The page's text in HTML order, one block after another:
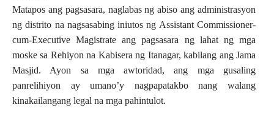
Matapos ang pagsasara, naglabas ng abiso ang administrasyon
ngdistrito na nagsasabing iniutos ng Assistant Commissioner-
cum-Executive Magistrate ang pagsasara ng lahat ng mga
moske sa Rehiyon na Kabisera ng Itanagar, kabilang ang Jama
Masjid. Ayon sa mga awtoridad, ang mga gusaling
panrelihiyon ay umano’y nagpapatakbo nang walang
kinakailangang legal na mga pahintulot.